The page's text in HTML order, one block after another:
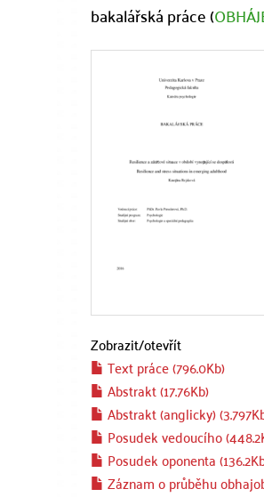
bakalářská práce (
Zobrazit/otevřít
Text práce (796.0Kb)
Abstrakt (17.76Kb)
Abstrakt (anglicky)
Posudek vedoucího
Posudek oponenta
Záznam o průběhu